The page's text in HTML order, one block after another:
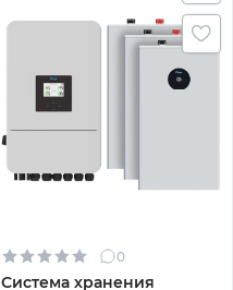
0
Система хранения